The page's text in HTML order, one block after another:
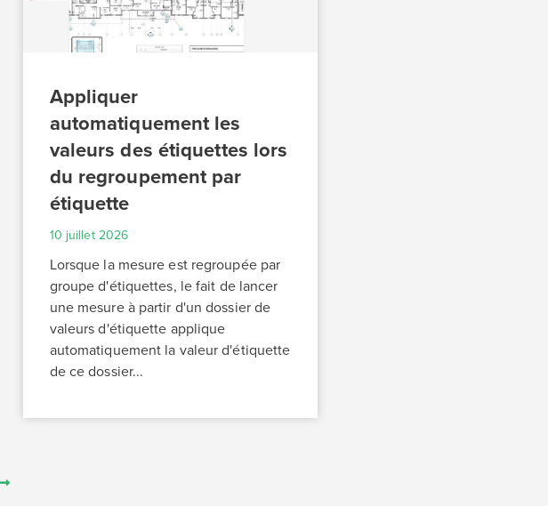
Appliquer
automatiquement les
valeurs des étiquettes lors
du regroupement par
étiquette
10 juillet 2026
Lorsque la mesure est regroupée par
groupe d'étiquettes, le fait de lancer
une mesure à partir d'un dossier de
valeurs d'étiquette applique
automatiquement la valeur d'étiquette
de ce dossier...